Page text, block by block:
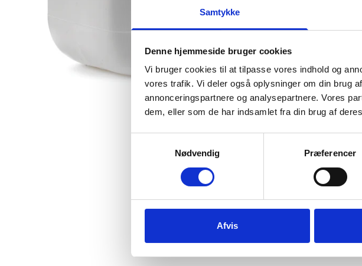
Samtykke
Denne hjemmeside bruger cookies
Vi bruger cookies til at tilpasse vores indhold og
vores trafik. Vi deler også oplysninger om din brug
annonceringspartnere og analysepartnere. Vores
dem, eller som de har indsamlet fra din brug af
Nødvendig
Præferencer
Afvis